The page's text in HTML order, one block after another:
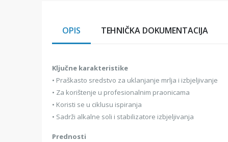
OPIS TEHNIČKA DOKUMENTACIJA
Ključne karakteristike
• Praškasto sredstvo za uklanjanje mrlja i izbjeljivanje
• Za korištenje u profesionalnim praonicama
• Koristi se u ciklusu ispiranja
• Sadrži alkalne soli i stabilizatore izbjeljivanja
Prednosti